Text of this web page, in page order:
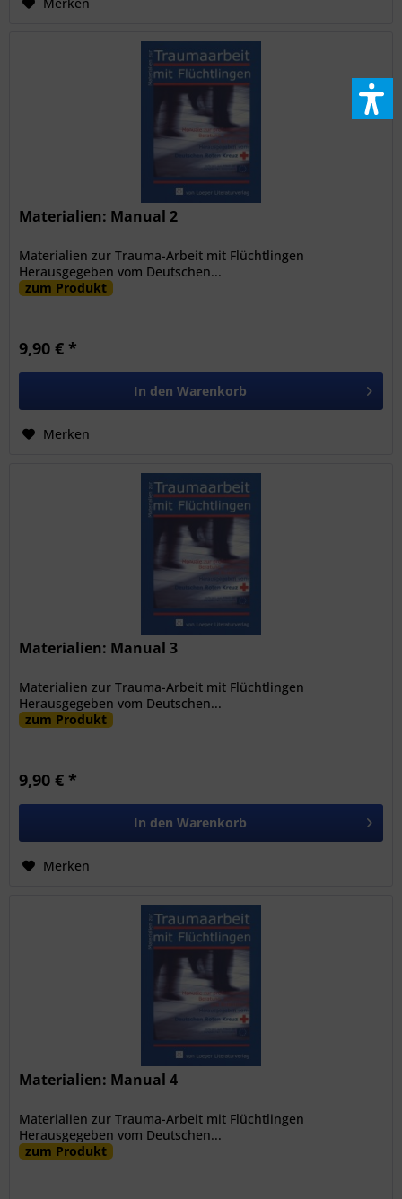
Materialien: Manual 2
Materialien zur Trauma-Arbeit mit Flüchtlingen
Herausgegeben vom Deutschen...
zum Produkt
9,90 € *
In den Warenkorb
Merken
Materialien: Manual 3
Materialien zur Trauma-Arbeit mit Flüchtlingen
Herausgegeben vom Deutschen...
zum Produkt
9,90 € *
In den Warenkorb
Merken
Materialien: Manual 4
Materialien zur Trauma-Arbeit mit Flüchtlingen
Herausgegeben vom Deutschen...
zum Produkt